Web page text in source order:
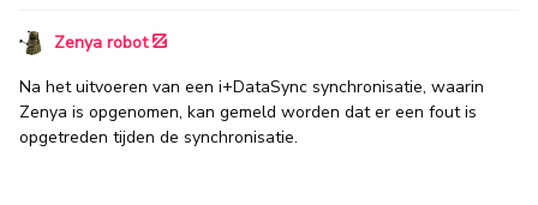
Zenya robot
Na het uitvoeren van een i+DataSync synchronisatie, waarin
Zenya is opgenomen, kan gemeld worden dat er een fout is
opgetreden tijden de synchronisatie.